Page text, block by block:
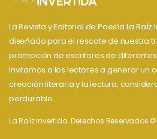
La Revista y Editorial de Poesía La
diseñado para el rescate de nuestra
promoción de escritores de
Invitamos a los lectores a generar un
creación literaria y la lectura,
perdurable.
La Raíz invertida. Derechos Reservados